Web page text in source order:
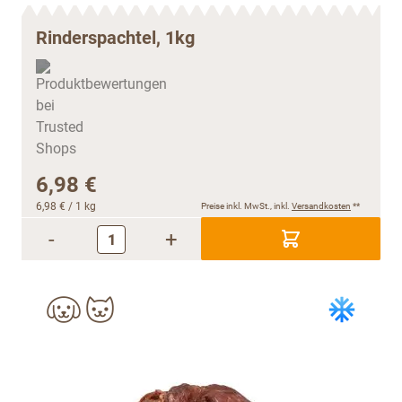
Rinderspachtel, 1kg
6,98 €
6,98 € / 1 kg Preise inkl. MwSt., inkl. Versandkosten **
- +